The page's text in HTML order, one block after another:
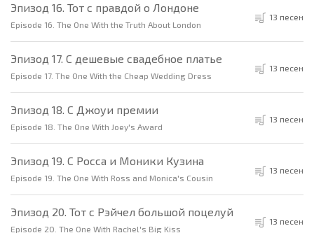
Эпизод 16. Тот с правдой о Лондоне
Episode 16. The One With the Truth About London
13 песен
Эпизод 17. С дешевые свадебное платье
Episode 17. The One With the Cheap Wedding Dress
13 песен
Эпизод 18. С Джоуи премии
Episode 18. The One With Joey's Award
13 песен
Эпизод 19. С Росса и Моники Кузина
Episode 19. The One With Ross and Monica's Cousin
13 песен
Эпизод 20. Тот с Рэйчел большой поцелуй
Episode 20. The One With Rachel's Big Kiss
13 песен